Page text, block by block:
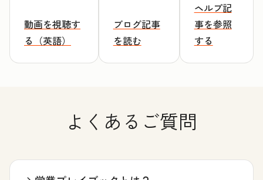
動画を視聴す
る（英語）
ブログ記事
を読む
ヘルプ記
事を参照
する
よくあるご質問